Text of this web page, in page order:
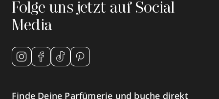
Folge uns jetzt auf Social
Media
Finde Deine Parfümerie und buche direkt